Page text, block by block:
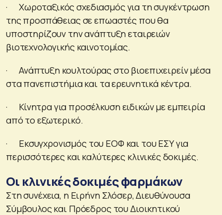
· Χωροταξικός σχεδιασμός για τη συγκέντρωση
της προσπάθειας σε επωαστές που θα
υποστηρίζουν την ανάπτυξη εταιρειών
βιοτεχνολογικής καινοτομίας.
· Ανάπτυξη κουλτούρας στο βιοεπιχειρείν μέσα
στα πανεπιστήμια και τα ερευνητικά κέντρα.
· Κίνητρα για προσέλκυση ειδικών με εμπειρία
από το εξωτερικό.
· Εκσυγχρονισμός του ΕΟΦ και του ΕΣΥ για
περισσότερες και καλύτερες κλινικές δοκιμές.
Οι κλινικές δοκιμές φαρμάκων
Στη συνέχεια, η Ειρήνη Σλόσερ, Διευθύνουσα
Σύμβουλος και Πρόεδρος του Διοικητικού